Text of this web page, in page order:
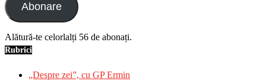
Abonare
Alătură-te celorlalți 56 de abonați.
Rubrici
„Despre zei”, cu GP Ermin